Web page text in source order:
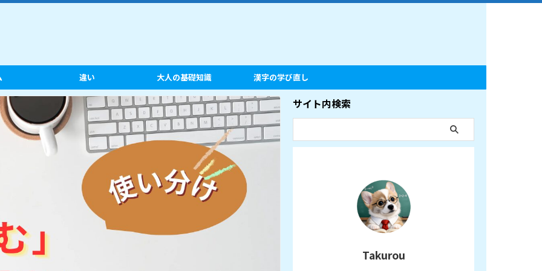
違い 大人の基礎知識 漢字の学び直し
サイト内検索
Takurou